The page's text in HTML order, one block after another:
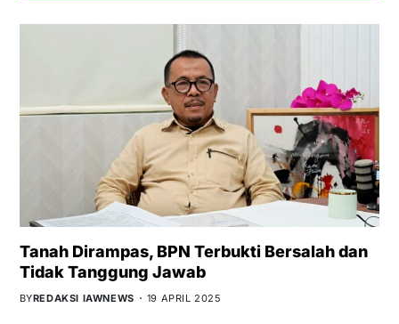
Tanah Dirampas, BPN Terbukti Bersalah dan
Tidak Tanggung Jawab
BYREDAKSI IAWNEWS 19 APRIL 2025